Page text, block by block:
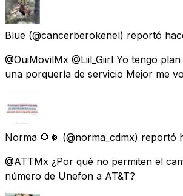
Blue (@cancerberokenel) reportó
@OuiMovilMx @Liil_Giirl Yo tengo
una porquería de servicio Mejor me
Norma 🌻🍀 (@norma_cdmx) reportó
@ATTMx ¿Por qué no permiten el
número de Unefon a AT&T?